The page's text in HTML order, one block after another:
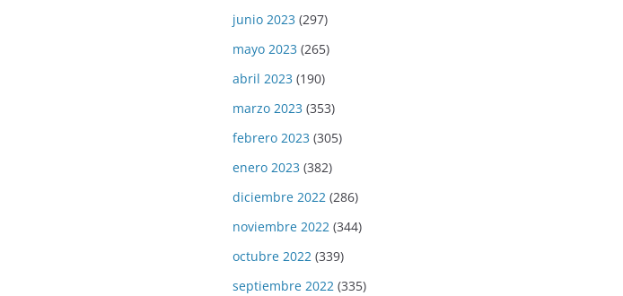
junio 2023 (297)
mayo 2023 (265)
abril 2023 (190)
marzo 2023 (353)
febrero 2023 (305)
enero 2023 (382)
diciembre 2022 (286)
noviembre 2022 (344)
octubre 2022 (339)
septiembre 2022 (335)